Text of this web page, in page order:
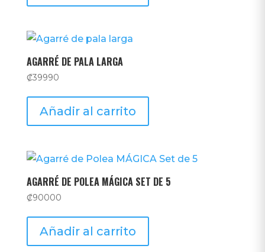
AGARRÉ DE PALA LARGA
₡39990
Añadir al carrito
AGARRÉ DE POLEA MÁGICA SET DE 5
₡90000
Añadir al carrito